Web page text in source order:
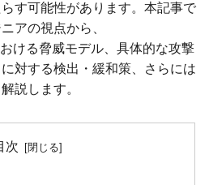
す可能性があります。本記事で
アの視点から、
ける脅威モデル、具体的な攻撃
対する検出・緩和策、さらには
説します。
次